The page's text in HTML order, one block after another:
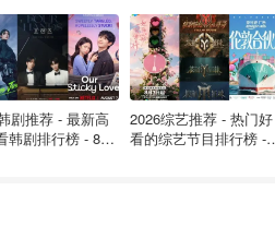
学生）
名学生）
（6,175名学生）
学生欢迎？
剧推荐 - 最新高
韩剧排行榜 - 8月
2026综艺推荐 - 热门好
看的综艺节目排行榜 -